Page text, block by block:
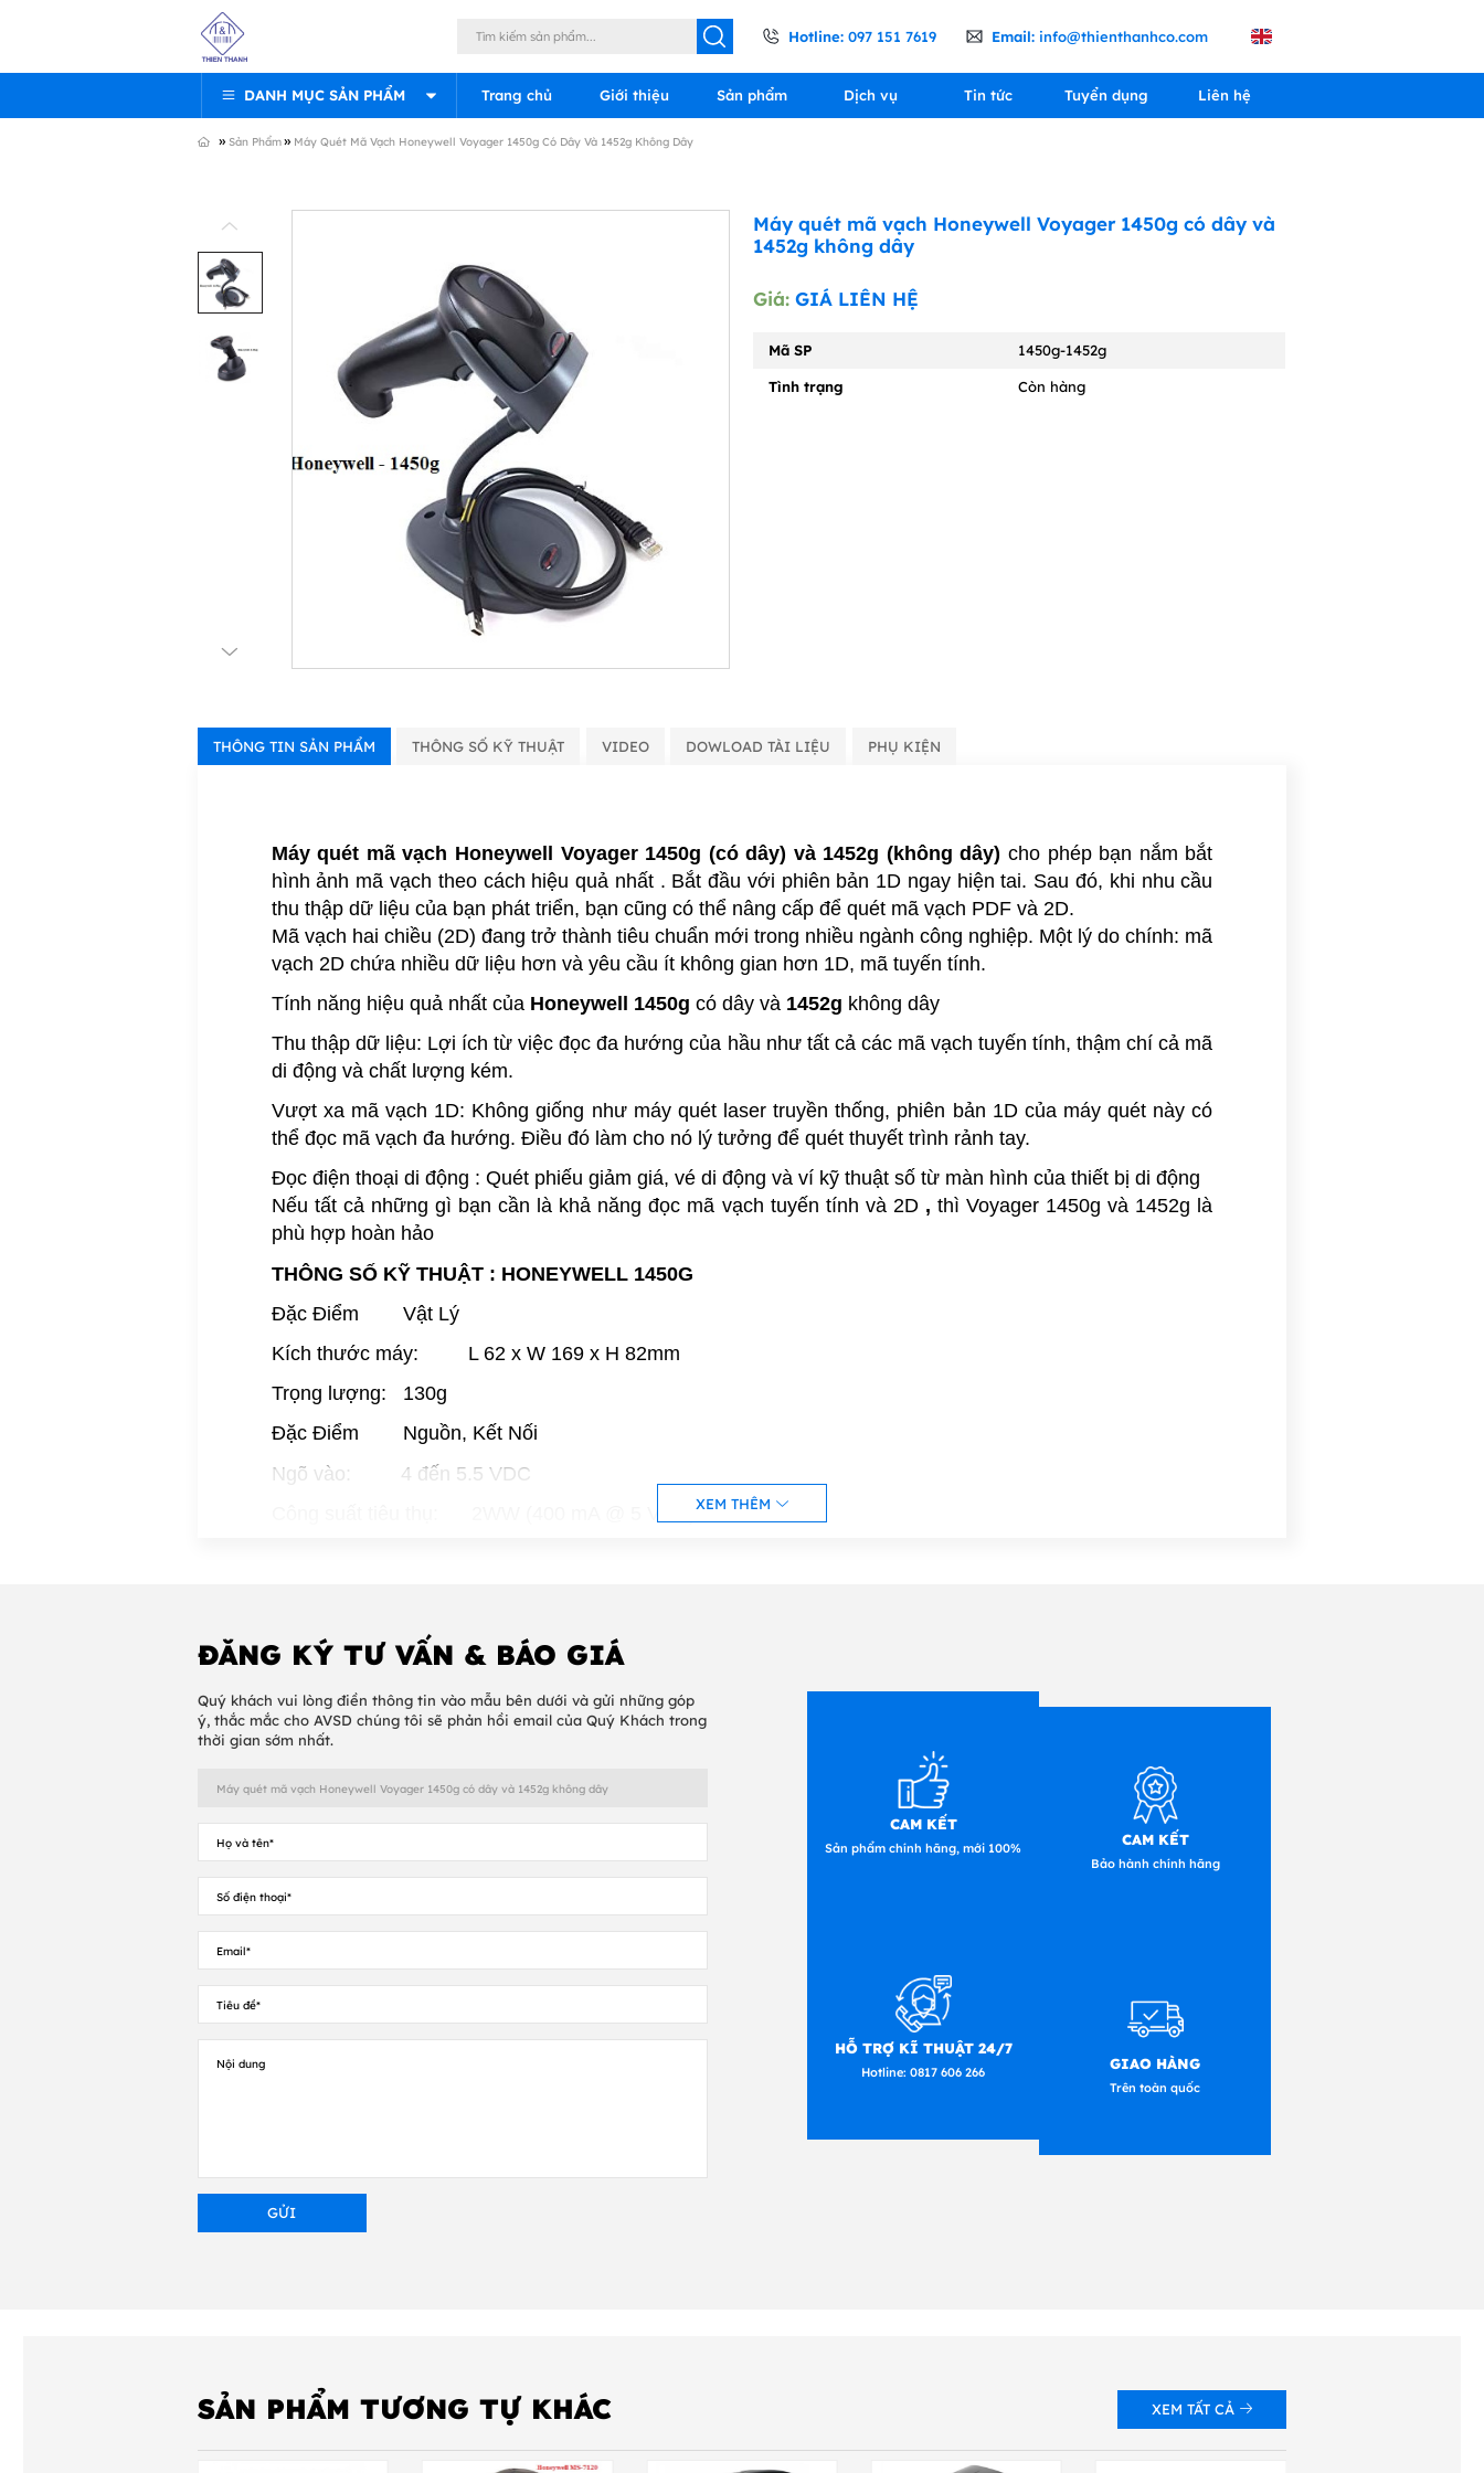
» Sản Phẩm » Máy Quét Mã Vạch Honeywell Voyager 1450g Có Dây Và 1452g Không Dây
Hotline: 097 151 7619 Email: info@thienthanhco.com
DANH MỤC SẢN PHẨM Trang chủ Giới thiệu Sản phẩm Dịch vụ Tin tức Tuyển dụng Liên hệ
Máy quét mã vạch Honeywell Voyager 1450g có dây và
1452g không dây
Giá:GIÁ LIÊN HỆ
Mã SP 1450g-1452g
Tình trạng Còn hàng
THÔNG TIN SẢN PHẨM THÔNG SỐ KỸ THUẬT VIDEO DOWLOAD TÀI LIỆU PHỤ KIỆN
Máy quét mã vạch Honeywell Voyager 1450g (có dây) và 1452g (không dây) cho phép bạn nắm bắt
hình ảnh mã vạch theo cách hiệu quả nhất . Bắt đầu với phiên bản 1D ngay hiện tai. Sau đó, khi nhu cầu
thu thập dữ liệu của bạn phát triển, bạn cũng có thể nâng cấp để quét mã vạch PDF và 2D.
Mã vạch hai chiều (2D) đang trở thành tiêu chuẩn mới trong nhiều ngành công nghiệp. Một lý do chính: mã
vạch 2D chứa nhiều dữ liệu hơn và yêu cầu ít không gian hơn 1D, mã tuyến tính.
Tính năng hiệu quả nhất của Honeywell 1450g có dây và 1452g không dây
Thu thập dữ liệu: Lợi ích từ việc đọc đa hướng của hầu như tất cả các mã vạch tuyến tính, thậm chí cả mã
di động và chất lượng kém.
Vượt xa mã vạch 1D: Không giống như máy quét laser truyền thống, phiên bản 1D của máy quét này có
thể đọc mã vạch đa hướng. Điều đó làm cho nó lý tưởng để quét thuyết trình rảnh tay.
Đọc điện thoại di động : Quét phiếu giảm giá, vé di động và ví kỹ thuật số từ màn hình của thiết bị di động
Nếu tất cả những gì bạn cần là khả năng đọc mã vạch tuyến tính và 2D, thì Voyager 1450g và 1452g là
phù hợp hoàn hảo
THÔNG SỐ KỸ THUẬT : HONEYWELL 1450G
Đặc Điểm Vật Lý
Kích thước máy: L 62 x W 169 x H 82mm
Trọng lượng: 130g
Đặc Điểm Nguồn, Kết Nối
Ngõ vào: 4 đến 5.5 VDC
Cổng giao tiếp chọn thêm: Keyboard, RS232, IBM 46xx (RS485)
Đặc Điểm Môi Trường
Nhiệt độ hoạt động: 0 tới 40 độ C
Nhiệt độ bảo quản: -40 tới 60 độ C
Mức ánh sáng: 0 tới 100,000 lux
Công Nghệ Thu Thập Dữ Liệu
Công nghệ đọc: Area Image (640 x 480 pixel array)
Góc quét: Ngang 37,8 độ, Dọc 18,9 độ
Khả năng đọc: Up to 10 cm/s (4 in/s) for 13 mil UPC at optimal focus
Góc scan: Horizontal 37.8°; Vertical 28.9°
Dung lượng pin: 2400 mAh Lithium-ion
Cổng giao tiếp: USB; RS-232, keyboard (tùy chọn)
XEM THÊM
ĐĂNG KÝ TƯ VẤN & BÁO GIÁ
Quý khách vui lòng điền thông tin vào mẫu bên dưới và gửi những góp
ý, thắc mắc cho AVSD chúng tôi sẽ phản hồi email của Quý Khách trong
thời gian sớm nhất.
CAM KẾT
Sản phẩm chính hãng, mới 100% CAM KẾT
Bảo hành chính hãng
HỖ TRỢ KĨ THUẬT 24/7
Hotline: 0817 606 266 GIAO HÀNG
Trên toàn quốc
SẢN PHẨM TƯƠNG TỰ KHÁC XEM TẤT CẢ